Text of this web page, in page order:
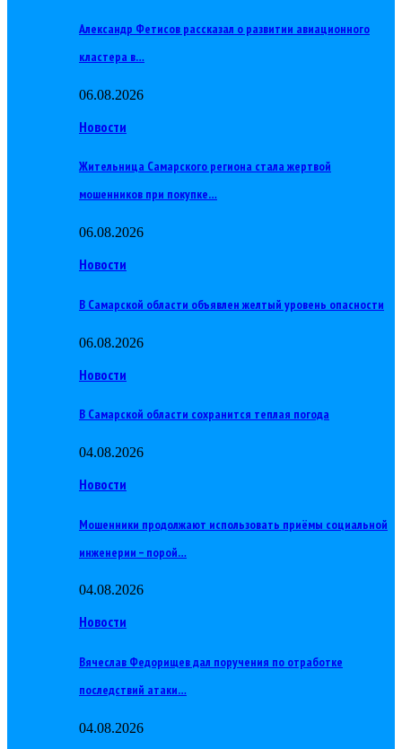
Александр Фетисов рассказал о развитии авиационного
кластера в…
06.08.2026
Новости
Жительница Самарского региона стала жертвой
мошенников при покупке…
06.08.2026
Новости
В Самарской области объявлен желтый уровень опасности
06.08.2026
Новости
В Самарской области сохранится теплая погода
04.08.2026
Новости
Мошенники продолжают использовать приёмы социальной
инженерии – порой…
04.08.2026
Новости
Вячеслав Федорищев дал поручения по отработке
последствий атаки…
04.08.2026